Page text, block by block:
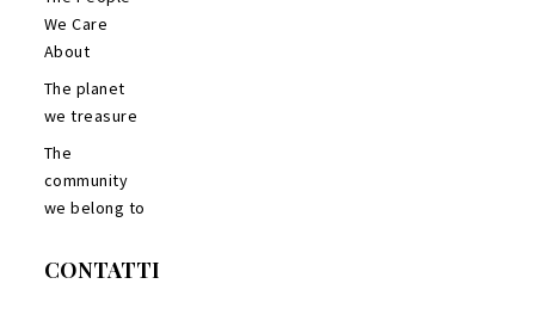
We Care
About
The planet
we treasure
The
community
we belong to
CONTATTI